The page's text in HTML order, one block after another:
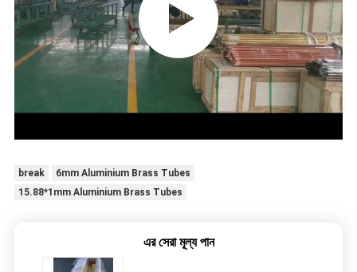
break
6mm Aluminium Brass Tubes
15.88*1mm Aluminium Brass Tubes
এর সেরা মূল্য পান